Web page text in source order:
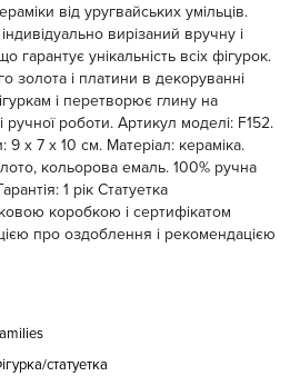
від уругвайських умільців.
вирізаний вручну і
унікальність всіх фігурок.
золота і платини в декоруванні
і перетворює глину на
роботи. Артикул моделі: F152.
9 х 7 х 10 см. Матеріал: кераміка.
кольорова емаль. 100% ручна
1 рік Статуетка
коробкою і сертифікатом
про оздоблення і рекомендацією
статуетка